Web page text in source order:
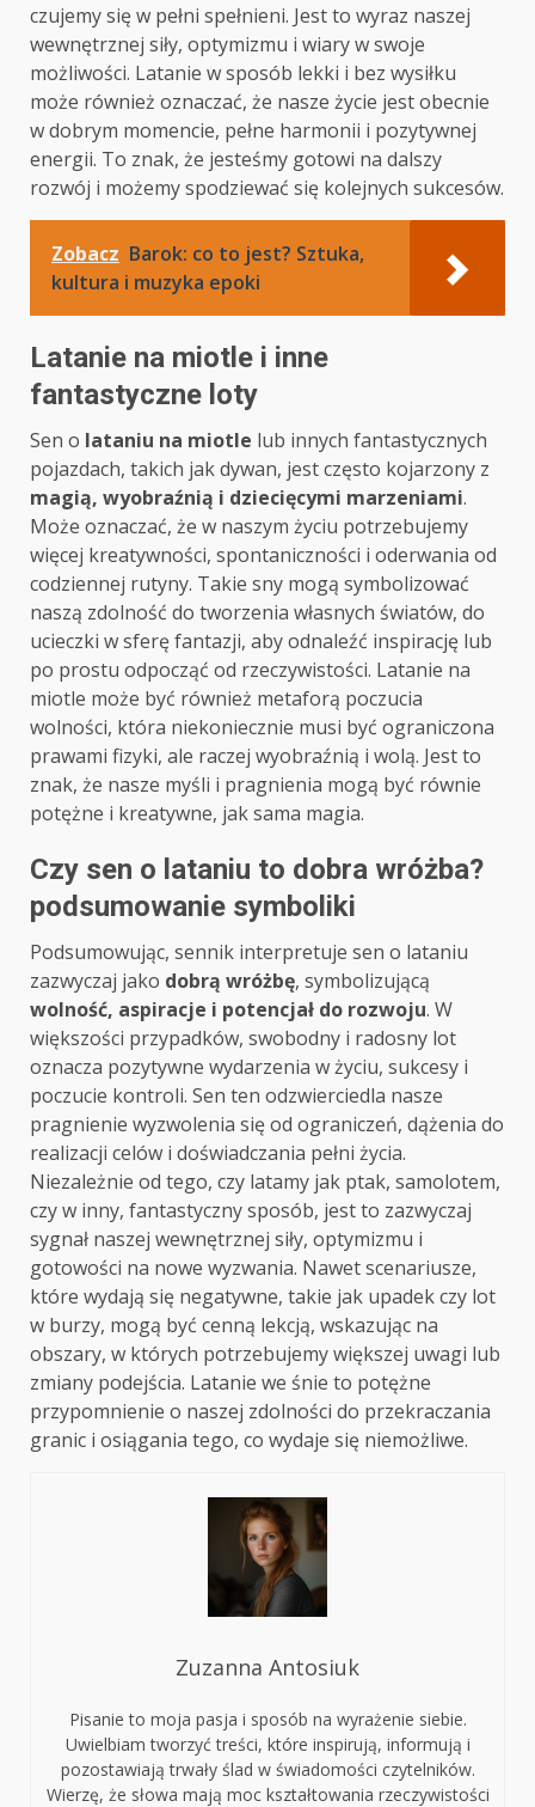
czujemy się w pełni spełnieni. Jest to wyraz naszej
wewnętrznej siły, optymizmu i wiary w swoje
możliwości. Latanie w sposób lekki i bez wysiłku
może również oznaczać, że nasze życie jest obecnie
w dobrym momencie, pełne harmonii i pozytywnej
energii. To znak, że jesteśmy gotowi na dalszy
rozwój i możemy spodziewać się kolejnych sukcesów.
Zobacz Barok: co to jest? Sztuka,
kultura i muzyka epoki
Latanie na miotle i inne
fantastyczne loty
Sen o lataniu na miotle lub innych fantastycznych
pojazdach, takich jak dywan, jest często kojarzony z
magią, wyobraźnią i dziecięcymi marzeniami.
Może oznaczać, że w naszym życiu potrzebujemy
więcej kreatywności, spontaniczności i oderwania od
codziennej rutyny. Takie sny mogą symbolizować
naszą zdolność do tworzenia własnych światów, do
ucieczki w sferę fantazji, aby odnaleźć inspirację lub
po prostu odpocząć od rzeczywistości. Latanie na
miotle może być również metaforą poczucia
wolności, która niekoniecznie musi być ograniczona
prawami fizyki, ale raczej wyobraźnią i wolą. Jest to
znak, że nasze myśli i pragnienia mogą być równie
potężne i kreatywne, jak sama magia.
Czy sen o lataniu to dobra wróżba?
podsumowanie symboliki
Podsumowując, sennik interpretuje sen o lataniu
zazwyczaj jako dobrą wróżbę, symbolizującą
wolność, aspiracje i potencjał do rozwoju. W
większości przypadków, swobodny i radosny lot
oznacza pozytywne wydarzenia w życiu, sukcesy i
poczucie kontroli. Sen ten odzwierciedla nasze
pragnienie wyzwolenia się od ograniczeń, dążenia do
realizacji celów i doświadczania pełni życia.
Niezależnie od tego, czy latamy jak ptak, samolotem,
czy w inny, fantastyczny sposób, jest to zazwyczaj
sygnał naszej wewnętrznej siły, optymizmu i
gotowości na nowe wyzwania. Nawet scenariusze,
które wydają się negatywne, takie jak upadek czy lot
w burzy, mogą być cenną lekcją, wskazując na
obszary, w których potrzebujemy większej uwagi lub
zmiany podejścia. Latanie we śnie to potężne
przypomnienie o naszej zdolności do przekraczania
granic i osiągania tego, co wydaje się niemożliwe.
Zuzanna Antosiuk
Pisanie to moja pasja i sposób na wyrażenie siebie.
Uwielbiam tworzyć treści, które inspirują, informują i
pozostawiają trwały ślad w świadomości czytelników.
Wierzę, że słowa mają moc kształtowania rzeczywistości